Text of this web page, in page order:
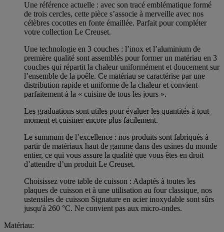
Une référence actuelle : avec son tracé emblématique formé
de trois cercles, cette pièce s’associe à merveille avec nos
célèbres cocottes en fonte émaillée. Parfait pour compléter
votre collection Le Creuset.
Une technologie en 3 couches : l’inox et l’aluminium de
première qualité sont assemblés pour former un matériau en 3
couches qui répartit la chaleur uniformément et doucement sur
l’ensemble de la poêle. Ce matériau se caractérise par une
distribution rapide et uniforme de la chaleur et convient
parfaitement à la « cuisine de tous les jours ».
Les graduations sont utiles pour évaluer les quantités à tout
moment et cuisiner encore plus facilement.
Le summum de l’excellence : nos produits sont fabriqués à
partir de matériaux haut de gamme dans des usines du monde
entier, ce qui vous assure la qualité que vous êtes en droit
d’attendre d’un produit Le Creuset.
Choisissez votre table de cuisson : Adaptés à toutes les
plaques de cuisson et à une utilisation au four classique, nos
ustensiles de cuisson Signature en acier inoxydable sont sûrs
jusqu'à 260 °C. Ne convient pas aux micro-ondes.
Matériau: